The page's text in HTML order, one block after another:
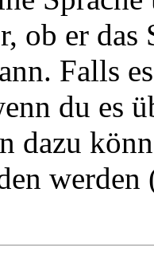
ob er das
Falls
du es
dazu